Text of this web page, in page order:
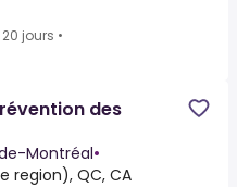
jours •
des
Montréal•
region), QC, CA